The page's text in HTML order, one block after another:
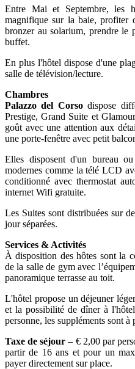
Entre Mai et Septembre, les
magnifique sur la baie, profiter
bronzer au solarium, prendre le
buffet.
En plus l'hôtel dispose d'une
salle de télévision/lecture.
Chambres
Palazzo del Corsodispose
Prestige, Grand Suite et
goût avec une attention aux
une porte-fenêtre avec petit
Elles disposent d'un bureau
modernes comme la télé LCD
conditionné avec thermostat
internet Wifi gratuite.
Les Suites sont distribuées sur
jour séparées.
Services & Activités
À disposition des hôtes sont la
de la salle de gym avec
panoramique terrasse au toit.
L'hôtel propose un déjeuner
et la possibilité de dîner à
personne, les suppléments sont
Taxe de séjour – € 2,00 par
partir de 16 ans et pour un
payer directement sur place.